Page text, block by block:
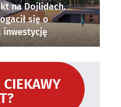
na Dojlidach.
się o
inwestycję
CIEKAWY